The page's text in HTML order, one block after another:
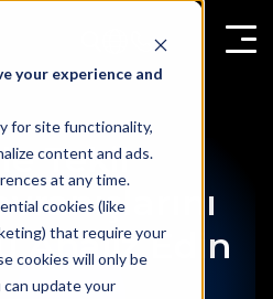
your experience and
for site functionality,
content and ads.
at any time.
cookies (like
that require your
cookies will only be
update your
Tekil
Analiz Edin